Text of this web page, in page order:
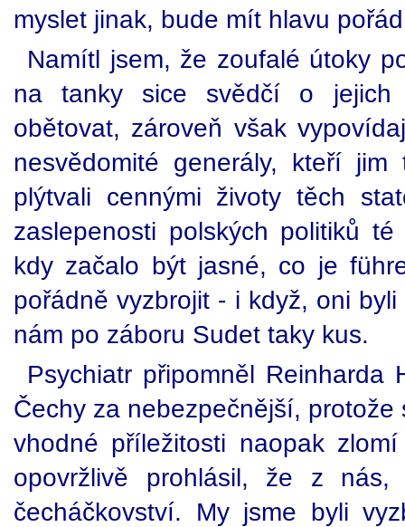
myslet jinak, bude mít hlavu
Namítl jsem, že zoufalé útoky
na tanky sice svědčí o jejich
obětovat, zároveň však
nesvědomité generály, kteří jim
plýtvali cennými životy těch
zaslepenosti polských politiků
kdy začalo být jasné, co je
pořádně vyzbrojit - i když, oni
nám po záboru Sudet taky kus.
Psychiatr připomněl Reinharda
Čechy za nebezpečnější,
vhodné příležitosti naopak
opovržlivě prohlásil, že z
čecháčkovství. My jsme byli